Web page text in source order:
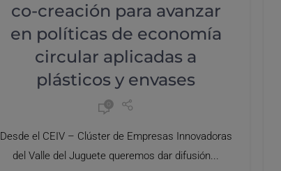
co-creación para avanzar
en políticas de economía
circular aplicadas a
plásticos y envases
Desde el CEIV – Clúster de Empresas Innovadoras
del Valle del Juguete queremos dar difusión...